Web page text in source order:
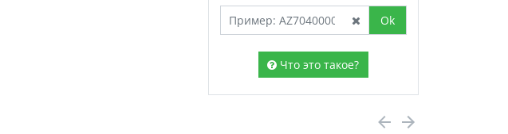
Ok
Что это такое?